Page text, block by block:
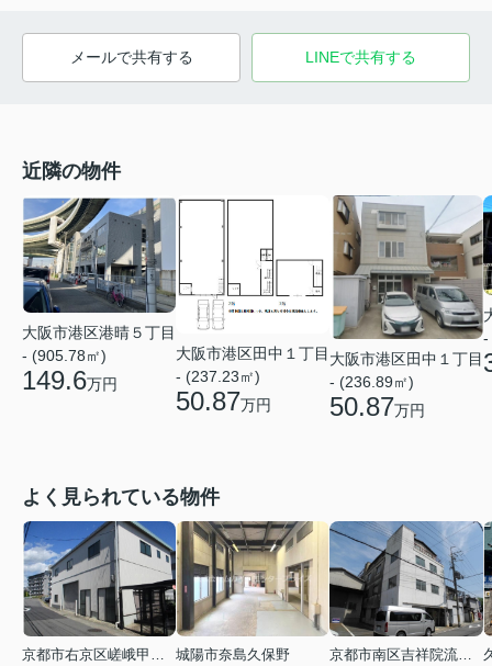
メールで共有する LINEで共有する
近隣の物件
大阪市港区港晴５丁目
- (905.78㎡)
149.6万円
大阪市港区田中１丁目
- (237.23㎡)
50.87万円
大阪市港区田中１丁目
- (236.89㎡)
50.87万円
-
よく見られている物件
京都市右京区嵯峨甲塚町
城陽市奈島久保野
京都市南区吉祥院流作町